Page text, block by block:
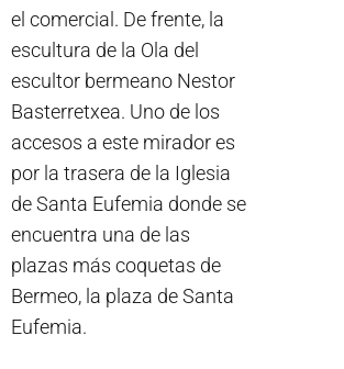
el comercial. De frente, la
escultura de la Ola del
escultor bermeano Nestor
Basterretxea. Uno de los
accesos a este mirador es
por la trasera de la Iglesia
de Santa Eufemia donde se
encuentra una de las
plazas más coquetas de
Bermeo, la plaza de Santa
Eufemia.